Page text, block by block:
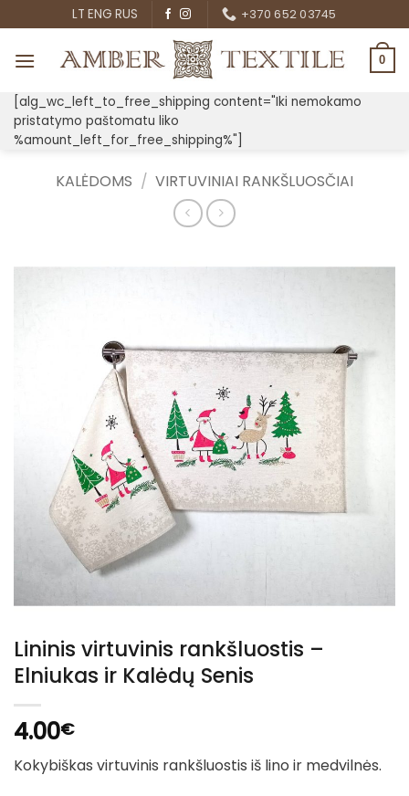
to
content
LT ENG RUS +370 652 03745
0
[alg_wc_left_to_free_shipping content="Iki nemokamo
pristatymo paštomatu liko
%amount_left_for_free_shipping%"]
KALĖDOMS / VIRTUVINIAI RANKŠLUOSČIAI
Lininis virtuvinis rankšluostis –
Elniukas ir Kalėdų Senis
4.00€
Kokybiškas virtuvinis rankšluostis iš lino ir medvilnės.